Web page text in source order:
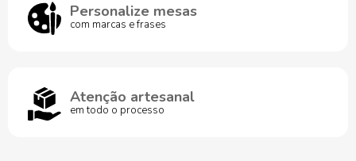
Personalize mesas
com marcas e frases
Atenção artesanal
em todo o processo